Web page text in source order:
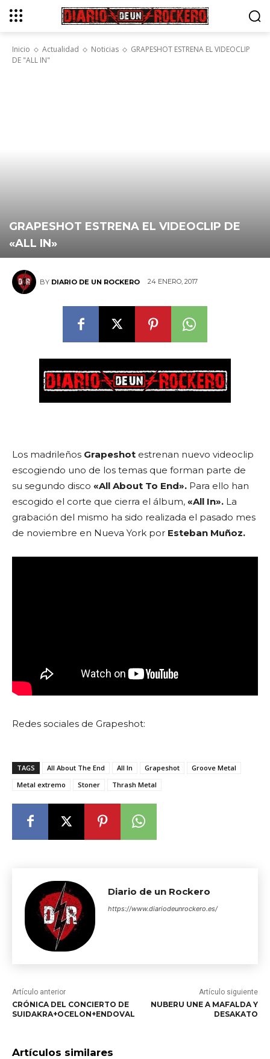
Inicio Actualidad Noticias
GRAPESHOT ESTRENA EL VIDEOCLIP
DE "ALL IN"
GRAPESHOT ESTRENA EL VIDEOCLIP DE
«ALL IN»
BY DIARIO DE UN ROCKERO 24 ENERO, 2017
Los madrileños Grapeshot estrenan nuevo videoclip
escogiendo uno de los temas que forman parte de
su segundo disco «All About To End». Para ello han
escogido el corte que cierra el álbum, «All In». La
grabación del mismo ha sido realizada el pasado mes
de noviembre en Nueva York por Esteban Muñoz.
Redes sociales de Grapeshot:
TAGS All About The End All In Grapeshot
Groove Metal
Metal extremo
Stoner Thrash Metal
Diario de un Rockero
https://www.diariodeunrockero.es/
Artículo anterior
CRÓNICA DEL CONCIERTO DE
SUIDAKRA+OCELON+ENDOVAL
Artículo siguiente
NUBERU UNE A MAFALDA Y
DESAKATO
Artículos similares